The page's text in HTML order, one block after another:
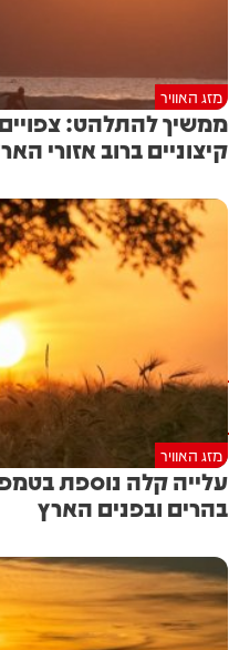
מזג האוויר
ממשיך להתלהט:
קיצוניים ברוב אזורי
מזג האוויר
עלייה קלה נוספת
בהרים ובפנים הארץ